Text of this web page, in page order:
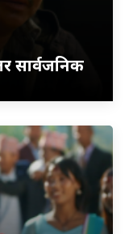
सार्वजनिक